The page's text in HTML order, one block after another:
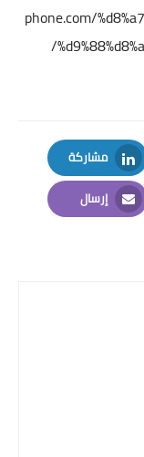
phone.com/
مشاركة
LinkedIn
إرسال
Email